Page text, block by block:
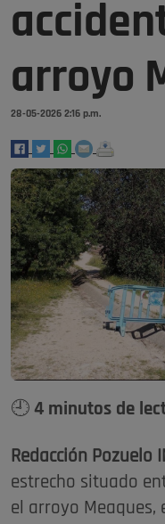
arroyo
28-05-2026 2:16 p.m.
🕘 4 minutos de
Redacción Pozuelo
estrecho situado
el arroyo Meaques,